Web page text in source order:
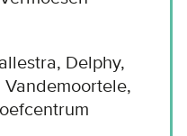
Delphy,
Vandemoortele,